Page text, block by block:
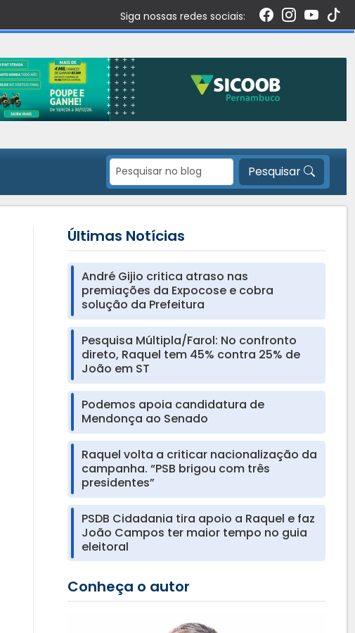
Siga nossas redes sociais:
Pesquisar
Últimas Notícias
André Gijio critica atraso nas
premiações da Expocose e cobra
solução da Prefeitura
Pesquisa Múltipla/Farol: No confronto
direto, Raquel tem 45% contra 25% de
João em ST
Podemos apoia candidatura de
Mendonça ao Senado
Raquel volta a criticar nacionalização da
campanha. “PSB brigou com três
presidentes”
PSDB Cidadania tira apoio a Raquel e faz
João Campos ter maior tempo no guia
eleitoral
Conheça o autor